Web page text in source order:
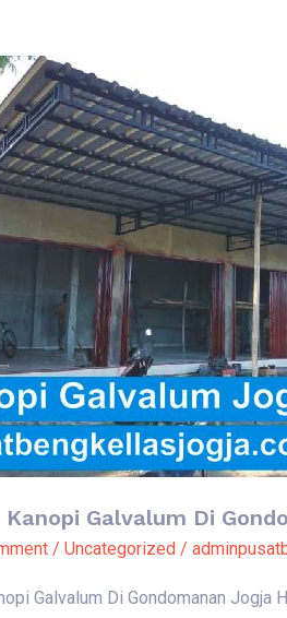
Kanopi Galvalum Di
/ Uncategorized /
Galvalum Di Gondomanan